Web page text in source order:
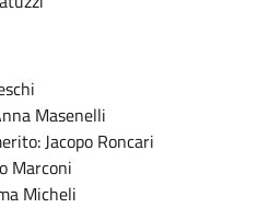
Masenelli
Jacopo Roncari
Marconi
Micheli